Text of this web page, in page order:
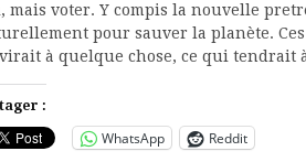
mais voter. Y compis la nouvelle
pour sauver la planète.
à quelque chose, ce qui tendrait
:
WhatsApp Reddit